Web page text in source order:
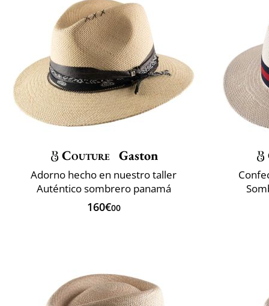
Couture Gaston
Adorno hecho en nuestro taller
Auténtico sombrero panamá
160€00